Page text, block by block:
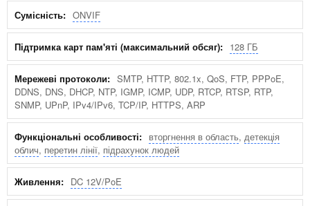
ONVIF
128 ГБ
SMTP, HTTP, 802.1x, QoS, FTP, PPPoE,
DDNS, DNS, DHCP, NTP, IGMP, ICMP, UDP, RTCP, RTSP, RTP,
SNMP, UPnP, IPv4/IPv6, TCP/IP, HTTPS, ARP
вторгнення в область, детекція
облич, перетин лінії, підрахунок людей
DC 12V/PoE